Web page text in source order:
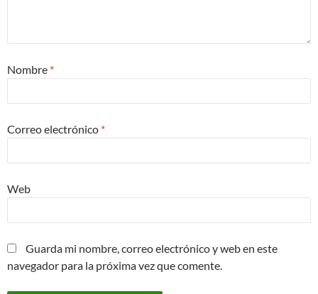
Nombre *
Correo electrónico *
Web
Guarda mi nombre, correo electrónico y web en este
navegador para la próxima vez que comente.